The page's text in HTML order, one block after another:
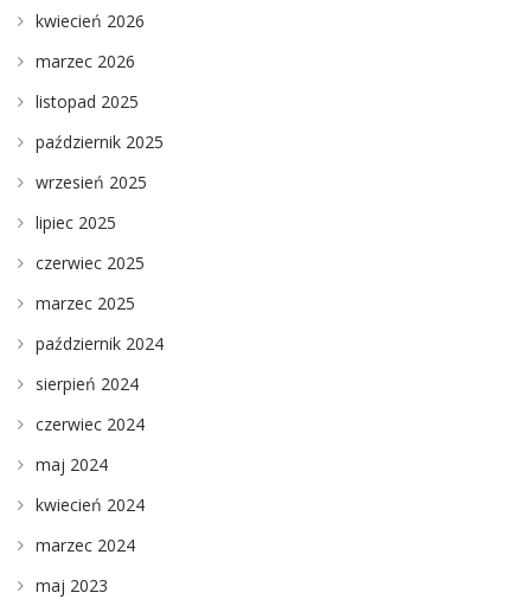
kwiecień 2026
marzec 2026
listopad 2025
październik 2025
wrzesień 2025
lipiec 2025
czerwiec 2025
marzec 2025
październik 2024
sierpień 2024
czerwiec 2024
maj 2024
kwiecień 2024
marzec 2024
maj 2023